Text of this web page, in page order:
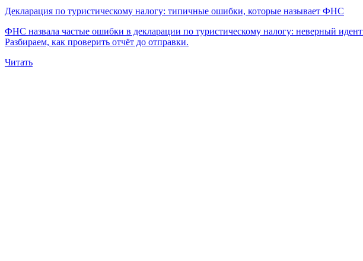
Декларация по туристическому налогу: типичные ошибки, которые называет ФНС
ФНС назвала частые ошибки в декларации по туристическому налогу: неверный
Разбираем, как проверить отчёт до отправки.
Читать